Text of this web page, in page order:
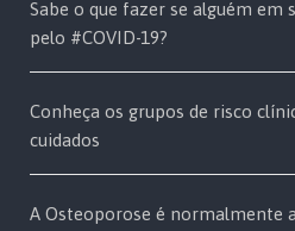
Sabe o que fazer se alguém em
pelo #COVID-19?
Conheça os grupos de risco
cuidados
A Osteoporose é normalmente